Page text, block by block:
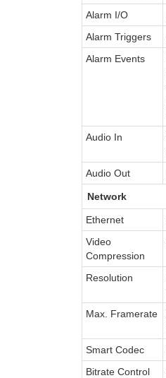
Alarm I/O
Alarm Triggers
Alarm Events
Audio In
Audio Out
Network
Ethernet
Video
Compression
Resolution
Max. Framerate
Smart Codec
Bitrate Control